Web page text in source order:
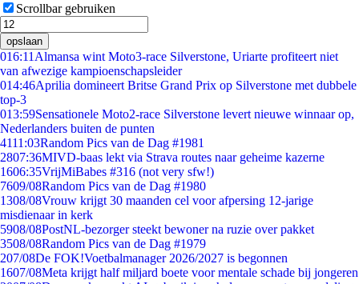
Scrollbar gebruiken
opslaan
016:11 Almansa wint Moto3-race Silverstone, Uriarte profiteert niet
van afwezige kampioenschapsleider
014:46Aprilia domineert Britse Grand Prix op Silverstone met dubbele
top-3
013:59Sensationele Moto2-race Silverstone levert nieuwe winnaar op,
Nederlanders buiten de punten
4111:03Random Pics van de Dag #1981
2807:36MIVD-baas lekt via Strava routes naar geheime kazerne
1606:35VrijMiBabes #316 (not very sfw!)
7609/08Random Pics van de Dag #1980
1308/08Vrouw krijgt 30 maanden cel voor afpersing 12-jarige
misdienaar in kerk
5908/08PostNL-bezorger steekt bewoner na ruzie over pakket
3508/08Random Pics van de Dag #1979
207/08De FOK!Voetbalmanager 2026/2027 is begonnen
1607/08Meta krijgt half miljard boete voor mentale schade bij jongeren